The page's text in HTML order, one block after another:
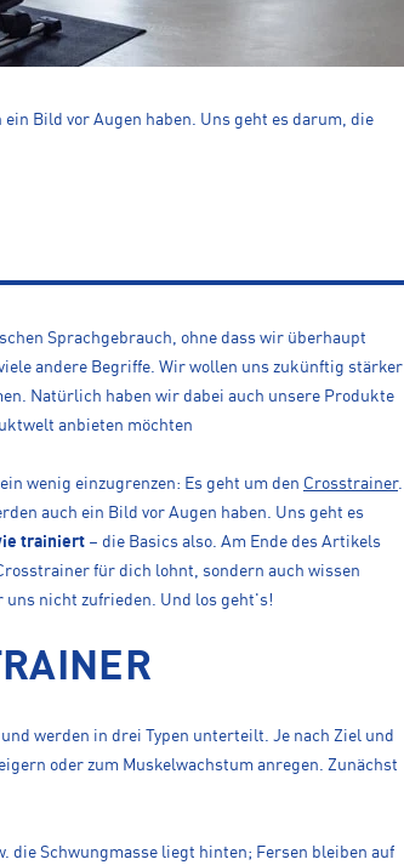
Bild vor Augen haben. Uns geht es darum, die
Sprachgebrauch, ohne dass wir überhaupt
andere Begriffe. Wir wollen uns zukünftig stärker
Natürlich haben wir dabei auch unsere Produkte
anbieten möchten
wenig einzugrenzen: Es geht um den Crosstrainer.
auch ein Bild vor Augen haben. Uns geht es
trainiert – die Basics also. Am Ende des Artikels
für dich lohnt, sondern auch wissen
nicht zufrieden. Und los geht's!
werden in drei Typen unterteilt. Je nach Ziel und
oder zum Muskel­wachstum anregen. Zunächst
die Schwungmasse liegt hinten; Fersen bleiben auf